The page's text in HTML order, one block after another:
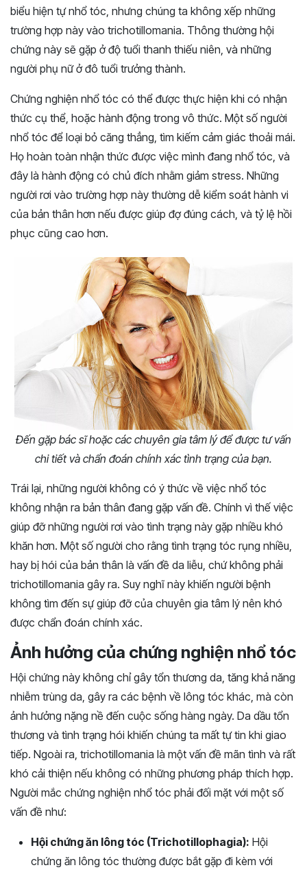
biểu hiện tự nhổ tóc, nhưng chúng ta không xếp những
trường hợp này vào trichotillomania. Thông thường hội
chứng này sẽ gặp ở độ tuổi thanh thiếu niên, và những
người phụ nữ ở đô tuổi trưởng thành.
Chứng nghiện nhổ tóc có thể được thực hiện khi có nhận
thức cụ thể, hoặc hành động trong vô thức. Một số người
nhổ tóc để loại bỏ căng thẳng, tìm kiếm cảm giác thoải mái.
Họ hoàn toàn nhận thức được việc mình đang nhổ tóc, và
đây là hành động có chủ đích nhằm giảm stress. Những
người rơi vào trường hợp này thường dễ kiểm soát hành vi
của bản thân hơn nếu được giúp đợ đúng cách, và tỷ lệ hồi
phục cũng cao hơn.
Đến gặp bác sĩ hoặc các chuyên gia tâm lý để được tư vấn
chi tiết và chẩn đoán chính xác tình trạng của bạn.
Trái lại, những người không có ý thức về việc nhổ tóc
không nhận ra bản thân đang gặp vấn đề. Chính vì thế việc
giúp đỡ những người rơi vào tình trạng này gặp nhiều khó
khăn hơn. Một số người cho rằng tình trạng tóc rụng nhiều,
hay bị hói của bản thân là vấn đề da liễu, chứ không phải
trichotillomania gây ra. Suy nghĩ này khiến người bệnh
không tìm đến sự giúp đỡ của chuyên gia tâm lý nên khó
được chẩn đoán chính xác.
Ảnh hưởng của chứng nghiện nhổ tóc
Hội chứng này không chỉ gây tổn thương da, tăng khả năng
nhiễm trùng da, gây ra các bệnh về lông tóc khác, mà còn
ảnh hưởng nặng nề đến cuộc sống hàng ngày. Da dầu tổn
thương và tình trạng hói khiến chúng ta mất tự tin khi giao
tiếp. Ngoài ra, trichotillomania là một vấn đề mãn tình và rất
khó cải thiện nếu không có những phương pháp thích hợp.
Người mắc chứng nghiện nhổ tóc phải đối mặt với một số
vấn đề như:
Hội chứng ăn lông tóc (Trichotillophagia): Hội
chứng ăn lông tóc thường được bắt gặp đi kèm với